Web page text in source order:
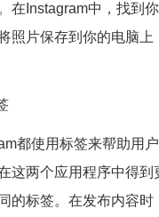
在Instagram中，找到
照片保存到你的电脑上
都使用标签来帮助用
这两个应用程序中得到
的标签。在发布内容时